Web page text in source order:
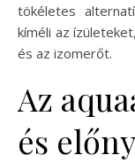
tökéletes
kíméli az
és az izomerőt.
Az
és